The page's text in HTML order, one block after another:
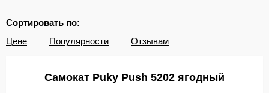
Сортировать по:
Цене
Популярности Отзывам
Самокат Puky Push 5202 ягодный